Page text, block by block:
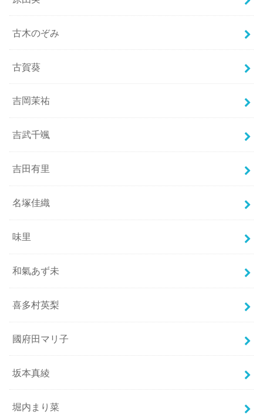
古木のぞみ
古賀葵
吉岡茉祐
吉武千颯
吉田有里
名塚佳織
味里
和氣あず未
喜多村英梨
國府田マリ子
坂本真綾
堀内まり菜